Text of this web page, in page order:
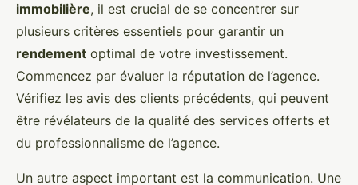
immobilière, il est crucial de se concentrer sur
plusieurs critères essentiels pour garantir un
rendement optimal de votre investissement.
Commencez par évaluer la réputation de l’agence.
Vérifiez les avis des clients précédents, qui peuvent
être révélateurs de la qualité des services offerts et
du professionnalisme de l’agence.
Un autre aspect important est la communication. Une